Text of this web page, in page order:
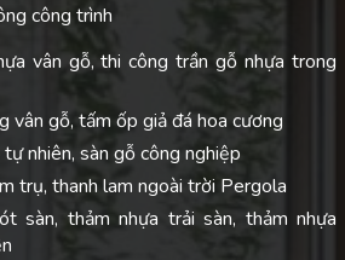
công trình
vân gỗ, thi công trần gỗ nhựa trong
vân gỗ, tấm ốp giả đá hoa cương
nhiên, sàn gỗ công nghiệp
trụ, thanh lam ngoài trời Pergola
sàn, thảm nhựa trải sàn, thảm nhựa